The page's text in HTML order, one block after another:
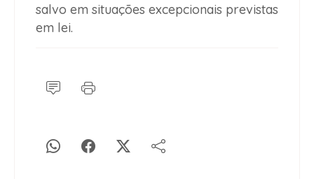
salvo em situações excepcionais previstas
em lei.